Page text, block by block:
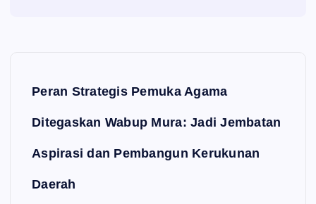
Peran Strategis Pemuka Agama
Ditegaskan Wabup Mura: Jadi Jembatan
Aspirasi dan Pembangun Kerukunan
Daerah